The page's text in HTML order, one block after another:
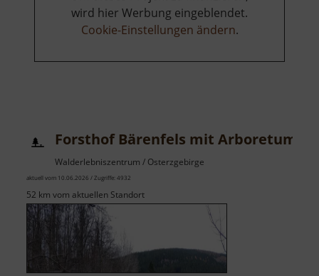
wird hier Werbung eingeblendet.
Cookie-Einstellungen ändern.
Forsthof Bärenfels mit Arboretum
Walderlebniszentrum / Osterzgebirge
aktuell vom 10.06.2026 / Zugriffe: 4932
52 km vom aktuellen Standort